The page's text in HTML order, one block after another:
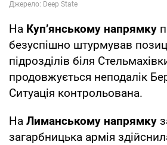
На Куп’янському напрямку
безуспішно штурмував
підрозділів біля
продовжується неподалік
Ситуація контрольована.
На Лиманському напрямку
загарбницька армія